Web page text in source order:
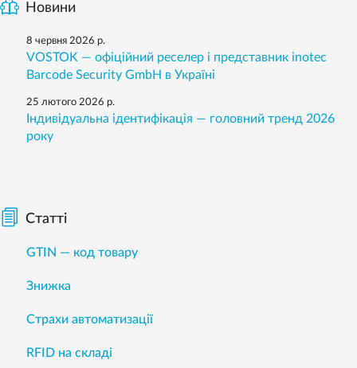
Новини
8 червня 2026 р.
VOSTOK — офіційний реселер і представник inotec
Barcode Security GmbH в Україні
25 лютого 2026 р.
Індивідуальна ідентифікація — головний тренд 2026
року
Статті
GTIN — код товару
Знижка
Страхи автоматизації
RFID на складі